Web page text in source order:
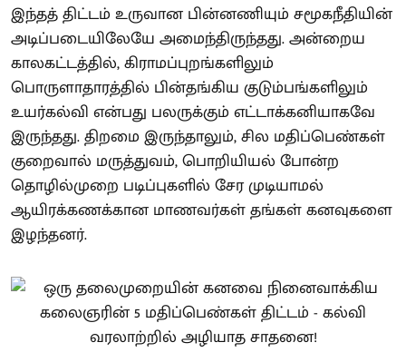
இந்தத் திட்டம் உருவான பின்னணியும் சமூகநீதியின்
அடிப்படையிலேயே அமைந்திருந்தது. அன்றைய
காலகட்டத்தில், கிராமப்புறங்களிலும்
பொருளாதாரத்தில் பின்தங்கிய குடும்பங்களிலும்
உயர்கல்வி என்பது பலருக்கும் எட்டாக்கனியாகவே
இருந்தது. திறமை இருந்தாலும், சில மதிப்பெண்கள்
குறைவால் மருத்துவம், பொறியியல் போன்ற
தொழில்முறை படிப்புகளில் சேர முடியாமல்
ஆயிரக்கணக்கான மாணவர்கள் தங்கள் கனவுகளை
இழந்தனர்.